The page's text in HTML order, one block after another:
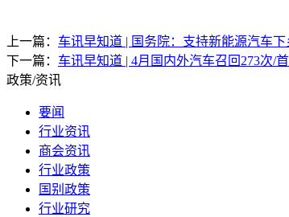
上一篇： 车讯早知道 | 国务院：支持新能源汽车
下一篇： 车讯早知道 | 4月国内外汽车召回273次/
政策/资讯
要闻
行业资讯
商会资讯
行业政策
国别政策
行业研究